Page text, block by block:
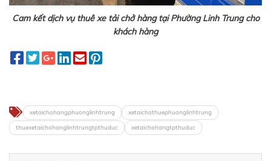
Cam kết dịch vụ thuê xe tải chở hàng tại Phường Linh Trung cho
khách hàng
xetaichohangphuonglinhtrung
xetaichothuephuonglinhtrung
thuexetaichohanglinhtrungtpthuduc
xetaichohangtpthuduc